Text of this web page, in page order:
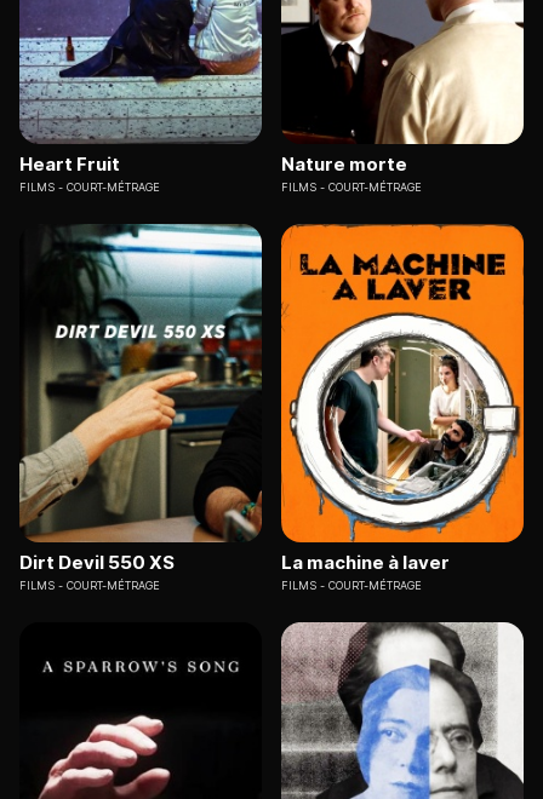
Heart Fruit
FILMS COURT-MÉTRAGE
Nature morte
FILMS COURT-MÉTRAGE
Dirt Devil 550 XS
FILMS COURT-MÉTRAGE
La machine à laver
FILMS COURT-MÉTRAGE